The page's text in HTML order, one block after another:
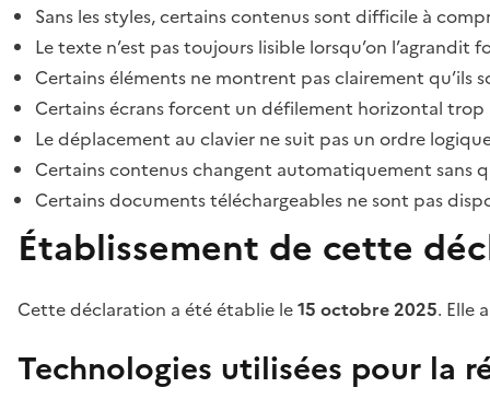
Sans les styles, certains contenus sont difficile à
Le texte n’est pas toujours lisible lorsqu’on l’agrandit
Certains éléments ne montrent pas clairement qu’ils
Certains écrans forcent un défilement horizontal
Le déplacement au clavier ne suit pas un ordre
Certains contenus changent automatiquement sans
Certains documents téléchargeables ne sont pas
Établissement de cette
Cette déclaration a été établie le15 octobre 2025. Elle
Technologies utilisées pour la